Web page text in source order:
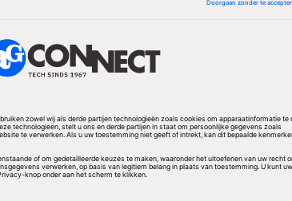
Nieuws Toepassingen
Producent is blij dat probleem naar boven kwam